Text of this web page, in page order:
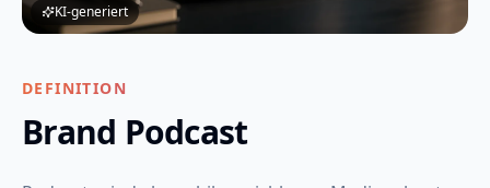
KI-generiert
DEFINITION
Brand Podcast